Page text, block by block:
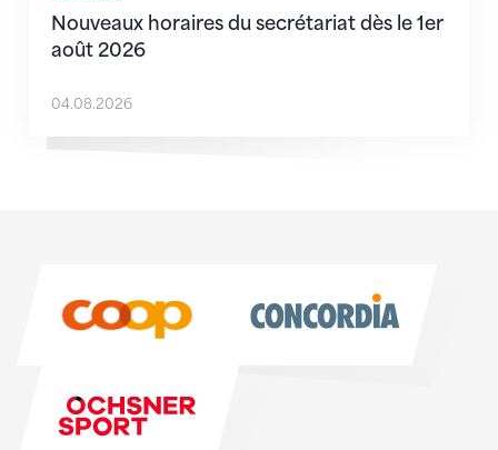
Nouveaux horaires du secrétariat dès le 1er
août 2026
04.08.2026